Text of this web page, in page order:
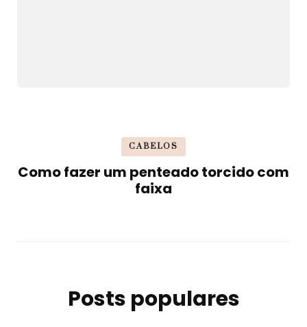
CABELOS
Como fazer um penteado torcido com
faixa
Posts populares